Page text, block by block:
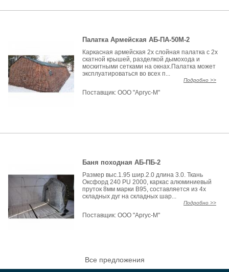
Палатка Армейская АБ-ПА-50М-2
Каркасная армейская 2х слойная палатка с 2х
скатной крышей, разделкой дымохода и
москитными сетками на окнах.Палатка может
эксплуатироваться во всех п...
Подробно >>
Поставщик:ООО "Аргус-М"
Баня походная АБ-ПБ-2
Размер выс.1.95 шир.2.0 длина 3.0. Ткань
Оксфорд 240 PU 2000, каркас алюминиевый
пруток 8мм марки В95, составляется из 4х
складных дуг на складных шар...
Подробно >>
Поставщик:ООО "Аргус-М"
Все предложения